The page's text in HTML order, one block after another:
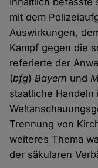
mit dem
Auswirkungen,
Kampf gegen die
referierte der
(bfg)Bayern und
staatliche
Trennung von
weiteres Thema
der säkularen